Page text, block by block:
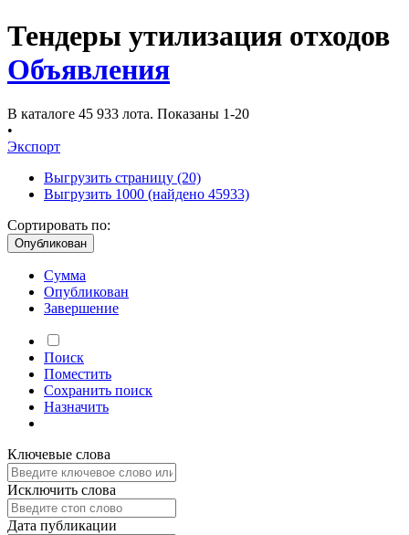
Тендеры утилизация отходов
Объявления
В каталоге 45 933 лота. Показаны 1-20
•
Экспорт
Выгрузить страницу (20)
Выгрузить 1000 (найдено 45933)
Сортировать по:
Опубликован
Сумма
Опубликован
Завершение
Поиск
Поместить
Сохранить поиск
Назначить
Ключевые слова
Исключить слова
Дата публикации